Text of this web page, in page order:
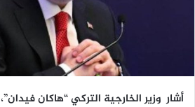
أشار وزير الخارجية التركي “هاكان